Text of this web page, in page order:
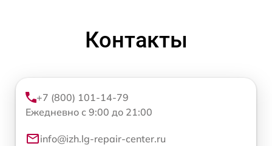
Контакты
+7 (800) 101-14-79
Ежедневно с 9:00 до 21:00
info@izh.lg-repair-center.ru